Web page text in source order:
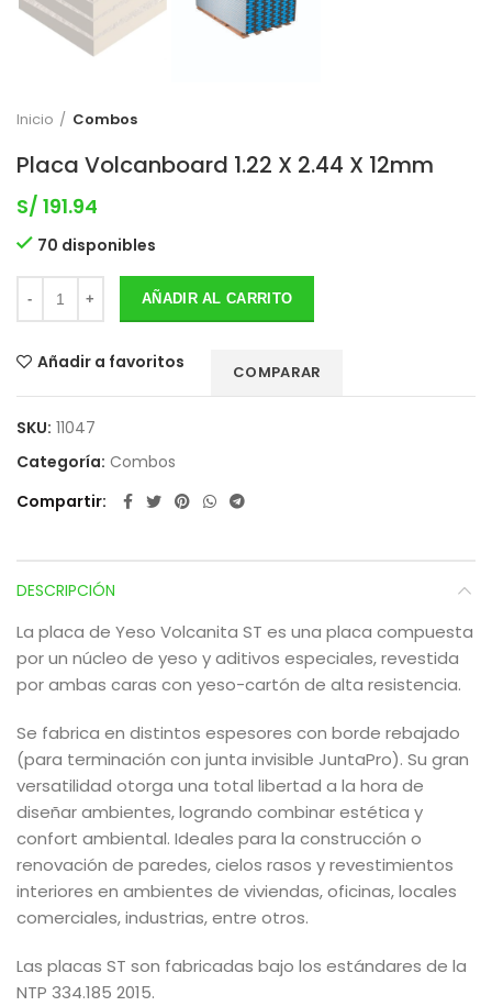
Inicio Combos
Placa Volcanboard 1.22 X 2.44 X 12mm
S/ 191.94
70 disponibles
AÑADIR AL CARRITO
Añadir a favoritos COMPARAR
SKU: 11047
Categoría: Combos
Compartir
DESCRIPCIÓN
La placa de Yeso Volcanita ST es una placa compuesta
por un núcleo de yeso y aditivos especiales, revestida
por ambas caras con yeso-cartón de alta resistencia.
Se fabrica en distintos espesores con borde rebajado
(para terminación con junta invisible JuntaPro). Su gran
versatilidad otorga una total libertad a la hora de
diseñar ambientes, logrando combinar estética y
confort ambiental. Ideales para la construcción o
renovación de paredes, cielos rasos y revestimientos
interiores en ambientes de viviendas, oficinas, locales
comerciales, industrias, entre otros.
Las placas ST son fabricadas bajo los estándares de la
NTP 334.185 2015.